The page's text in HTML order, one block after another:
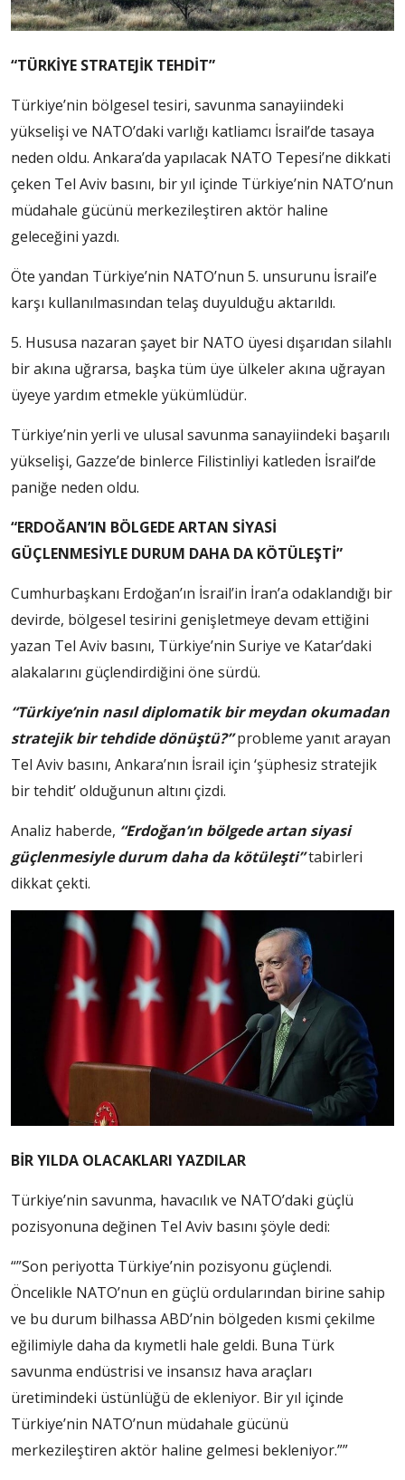
“TÜRKİYE STRATEJİK TEHDİT”
Türkiye’nin bölgesel tesiri, savunma sanayiindeki
yükselişi ve NATO’daki varlığı katliamcı İsrail’de tasaya
neden oldu. Ankara’da yapılacak NATO Tepesi’ne dikkati
çeken Tel Aviv basını, bir yıl içinde Türkiye’nin NATO’nun
müdahale gücünü merkezileştiren aktör haline
geleceğini yazdı.
Öte yandan Türkiye’nin NATO’nun 5. unsurunu İsrail’e
karşı kullanılmasından telaş duyulduğu aktarıldı.
5. Hususa nazaran şayet bir NATO üyesi dışarıdan silahlı
bir akına uğrarsa, başka tüm üye ülkeler akına uğrayan
üyeye yardım etmekle yükümlüdür.
Türkiye’nin yerli ve ulusal savunma sanayiindeki başarılı
yükselişi, Gazze’de binlerce Filistinliyi katleden İsrail’de
paniğe neden oldu.
“ERDOĞAN’IN BÖLGEDE ARTAN SİYASİ
GÜÇLENMESİYLE DURUM DAHA DA KÖTÜLEŞTİ”
Cumhurbaşkanı Erdoğan’ın İsrail’in İran’a odaklandığı bir
devirde, bölgesel tesirini genişletmeye devam ettiğini
yazan Tel Aviv basını, Türkiye’nin Suriye ve Katar’daki
alakalarını güçlendirdiğini öne sürdü.
“Türkiye’nin nasıl diplomatik bir meydan okumadan
stratejik bir tehdide dönüştü?”probleme yanıt arayan
Tel Aviv basını, Ankara’nın İsrail için ‘şüphesiz stratejik
bir tehdit’ olduğunun altını çizdi.
Analiz haberde, “Erdoğan’ın bölgede artan siyasi
güçlenmesiyle durum daha da kötüleşti”tabirleri
dikkat çekti.
BİR YILDA OLACAKLARI YAZDILAR
Türkiye’nin savunma, havacılık ve NATO’daki güçlü
pozisyonuna değinen Tel Aviv basını şöyle dedi:
“”Son periyotta Türkiye’nin pozisyonu güçlendi.
Öncelikle NATO’nun en güçlü ordularından birine sahip
ve bu durum bilhassa ABD’nin bölgeden kısmi çekilme
eğilimiyle daha da kıymetli hale geldi. Buna Türk
savunma endüstrisi ve insansız hava araçları
üretimindeki üstünlüğü de ekleniyor. Bir yıl içinde
Türkiye’nin NATO’nun müdahale gücünü
merkezileştiren aktör haline gelmesi bekleniyor.””